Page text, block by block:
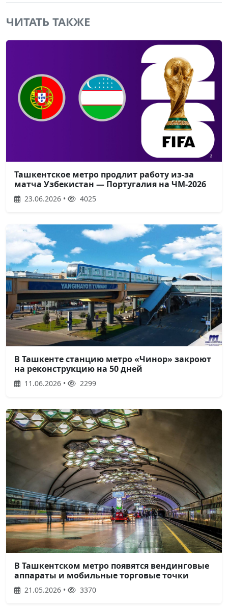
ЧИТАТЬ ТАКЖЕ
Ташкентское метро продлит работу из-за
матча Узбекистан — Португалия на ЧМ-2026
23.06.2026 • 4025
В Ташкенте станцию метро «Чинор» закроют
на реконструкцию на 50 дней
11.06.2026 • 2299
В Ташкентском метро появятся вендинговые
аппараты и мобильные торговые точки
21.05.2026 • 3370